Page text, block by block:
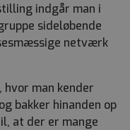
indgår man i
sideløbende
netværk
man kender
bakker hinanden op
at der er mange